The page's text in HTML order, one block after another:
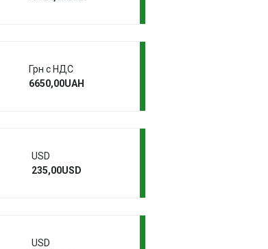
Грн с НДС
6650,00UAH
USD
235,00USD
USD